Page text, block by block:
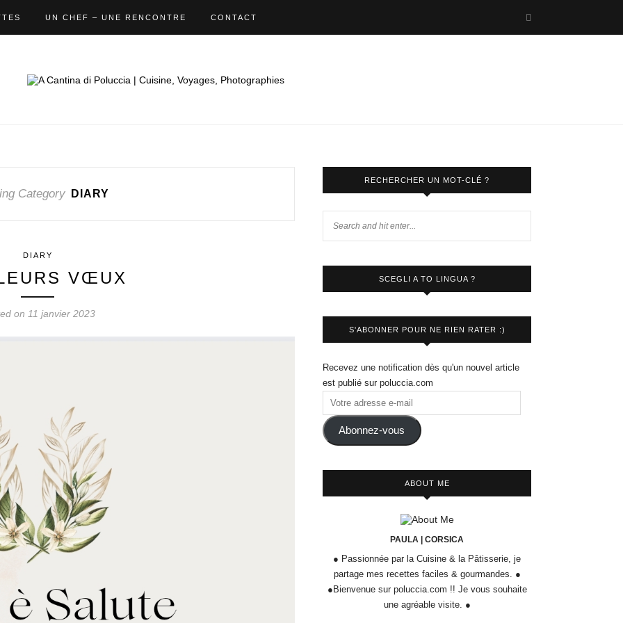
UN CHEF – UNE RENCONTRE CONTACT
Category DIARY
DIARY
VŒUX
on 11 janvier 2023
RECHERCHER UN MOT-CLÉ ?
SCEGLI A TO LINGUA ?
S'ABONNER POUR NE RIEN RATER :)
Recevez une notification dès qu'un nouvel article
est publié sur poluccia.com
Abonnez-vous
ABOUT ME
PAULA | CORSICA
● Passionnée par la Cuisine & la Pâtisserie, je
partage mes recettes faciles & gourmandes. ●
●Bienvenue sur poluccia.com !! Je vous souhaite
une agréable visite. ●